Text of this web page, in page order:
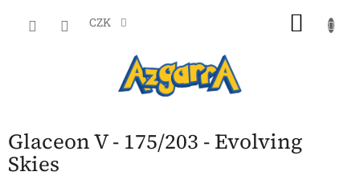
CZK
Glaceon V - 175/203 - Evolving
Skies